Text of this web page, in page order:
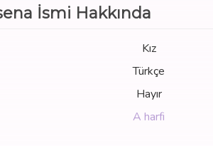
İsmi Hakkında
Kız
Türkçe
Hayır
A harfi